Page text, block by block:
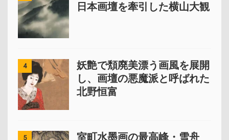
日本画壇を牽引した横山大観
4
妖艶で頽廃美漂う画風を展開
し、画壇の悪魔派と呼ばれた
北野恒富
5 室町水墨画の最高峰・雪舟